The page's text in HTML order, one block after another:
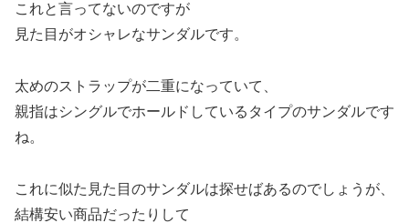
これと言ってないのですが
見た目がオシャレなサンダルです。
太めのストラップが二重になっていて、
親指はシングルでホールドしているタイプのサンダルです
ね。
これに似た見た目のサンダルは探せばあるのでしょうが、
結構安い商品だったりして